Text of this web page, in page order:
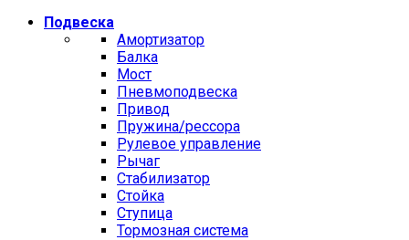
Подвеска
Амортизатор
Балка
Мост
Пневмоподвеска
Привод
Пружина/рессора
Рулевое управление
Рычаг
Стабилизатор
Стойка
Ступица
Тормозная система